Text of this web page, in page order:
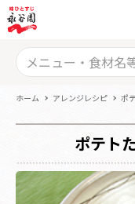
ホーム アレンジレシピ ポ
ポテト